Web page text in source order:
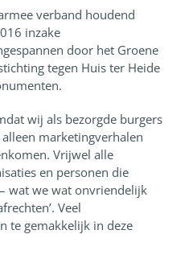
verband houdend
inzake
door het Groene
tegen Huis ter Heide
wij als bezorgde burgers
marketingverhalen
Vrijwel alle
en personen die
wat we wat onvriendelijk
Veel
te gemakkelijk in deze